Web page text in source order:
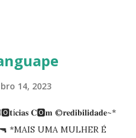
14, 2023
𝐂🅾️𝐦 ©️𝐫𝐞𝐝𝐢𝐛𝐢𝐥𝐢𝐝𝐚𝐝𝐞~*
*MAIS UMA MULHER É